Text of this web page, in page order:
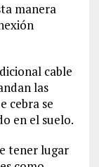
manera
cable
las
cebra se
en el suelo.
tener lugar